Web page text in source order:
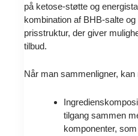
på ketose-støtte og
kombination af BHB-salte
prisstruktur, der giver
tilbud.
Når man sammenligner, kan
tilgang sammen
komponenter,